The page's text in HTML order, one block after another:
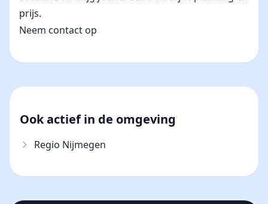
prijs.
Neem contact op
Ook actief in de omgeving
Regio Nijmegen